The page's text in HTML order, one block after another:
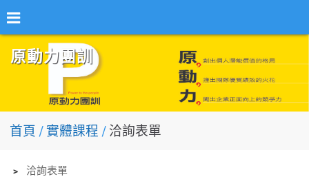
原動力團訓
首頁 實體課程 洽詢表單
﹥ 洽詢表單